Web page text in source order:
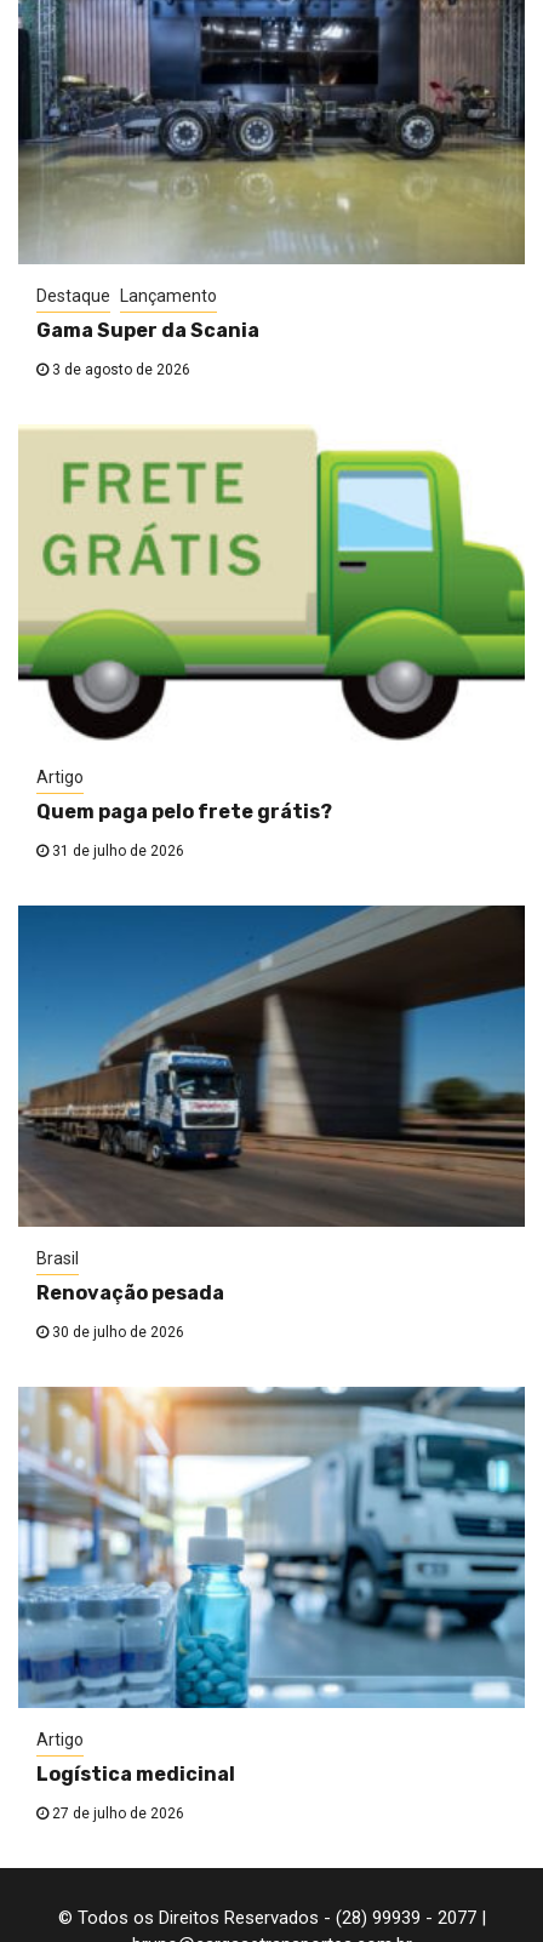
Destaque Lançamento
Gama Super da Scania
3 de agosto de 2026
Artigo
Quem paga pelo frete grátis?
31 de julho de 2026
Brasil
Renovação pesada
30 de julho de 2026
Artigo
Logística medicinal
27 de julho de 2026
© Todos os Direitos Reservados - (28) 99939 - 2077 |